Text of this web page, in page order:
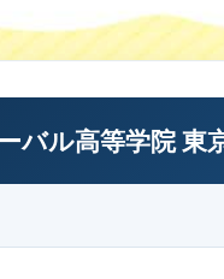
バル高等学院 東